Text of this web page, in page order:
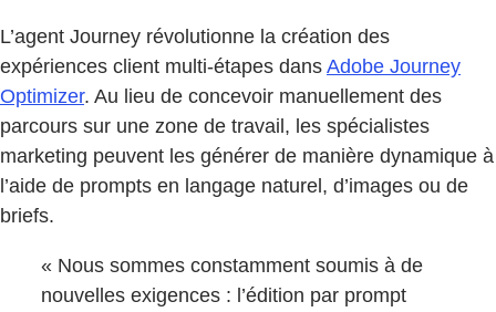
L’agent Journey révolutionne la création des
expériences client multi-étapes dans Adobe Journey
Optimizer. Au lieu de concevoir manuellement des
parcours sur une zone de travail, les spécialistes
marketing peuvent les générer de manière dynamique à
l’aide de prompts en langage naturel, d’images ou de
briefs.
« Nous sommes constamment soumis à de
nouvelles exigences : l’édition par prompt